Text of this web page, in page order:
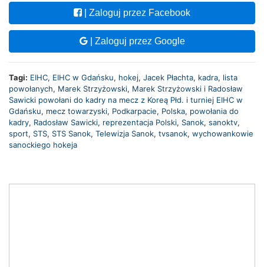
| Zaloguj przez Facebook
| Zaloguj przez Google
Tagi: EIHC, EIHC w Gdańsku, hokej, Jacek Płachta, kadra, lista
powołanych, Marek Strzyżowski, Marek Strzyżowski i Radosław
Sawicki powołani do kadry na mecz z Koreą Płd. i turniej EIHC w
Gdańsku, mecz towarzyski, Podkarpacie, Polska, powołania do
kadry, Radosław Sawicki, reprezentacja Polski, Sanok, sanoktv,
sport, STS, STS Sanok, Telewizja Sanok, tvsanok, wychowankowie
sanockiego hokeja